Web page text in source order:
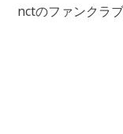
nctのファンクラ